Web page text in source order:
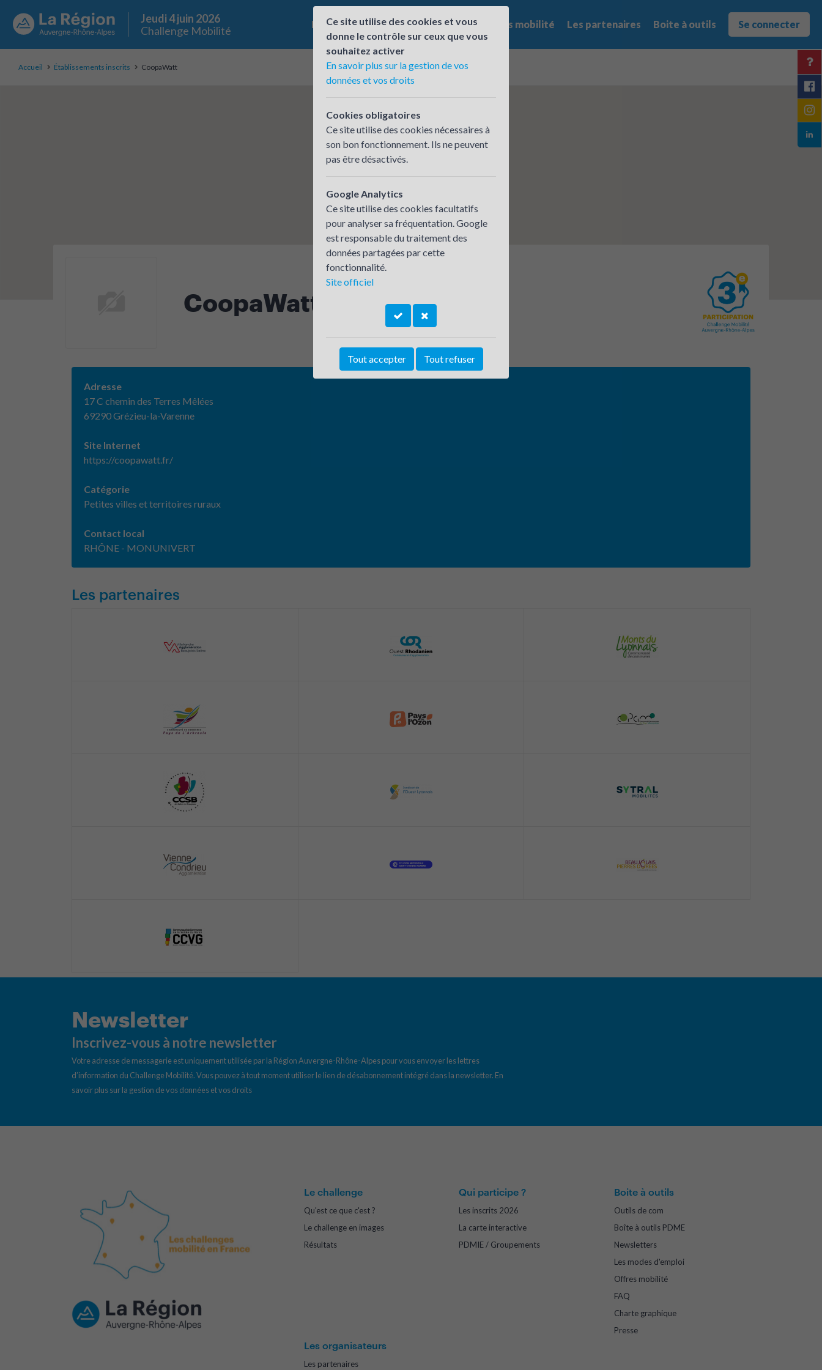
Jeudi 4 juin 2026
Challenge Mobilité
Le challenge Qui participe ? Les offres mobilité Les partenaires Boite à outils Se connecter
Accueil Établissements inscrits CoopaWatt
CoopaWatt
Adresse
17 C chemin des Terres Mêlées
69290 Grézieu-la-Varenne
Site Internet
https://coopawatt.fr/
Catégorie
Petites villes et territoires ruraux
Contact local
RHÔNE - MONUNIVERT
Les partenaires
Newsletter
Inscrivez-vous à notre newsletter
Votre adresse de messagerie est uniquement utilisée par la Région Auvergne-Rhône-Alpes pour vous envoyer les lettres
d’information du Challenge Mobilité. Vous pouvez à tout moment utiliser le lien de désabonnement intégré dans la newsletter. En
savoir plus sur la gestion de vos données et vos droits
Le challenge
Qu'est ce que c'est ?
Le challenge en images
Résultats
Qui participe ?
Les inscrits 2026
La carte interactive
PDMIE / Groupements
Boite à outils
Outils de com
Boîte à outils PDME
Newsletters
Les modes d'emploi
Offres mobilité
FAQ
Charte graphique
Presse
Les organisateurs
Les partenaires
Ce site utilise des cookies et vous
donne le contrôle sur ceux que vous
souhaitez activer
En savoir plus sur la gestion de vos
données et vos droits
Cookies obligatoires
Ce site utilise des cookies nécessaires à
son bon fonctionnement. Ils ne peuvent
pas être désactivés.
Google Analytics
Ce site utilise des cookies facultatifs
pour analyser sa fréquentation. Google
est responsable du traitement des
données partagées par cette
fonctionnalité.
Site officiel
Tout accepter Tout refuser